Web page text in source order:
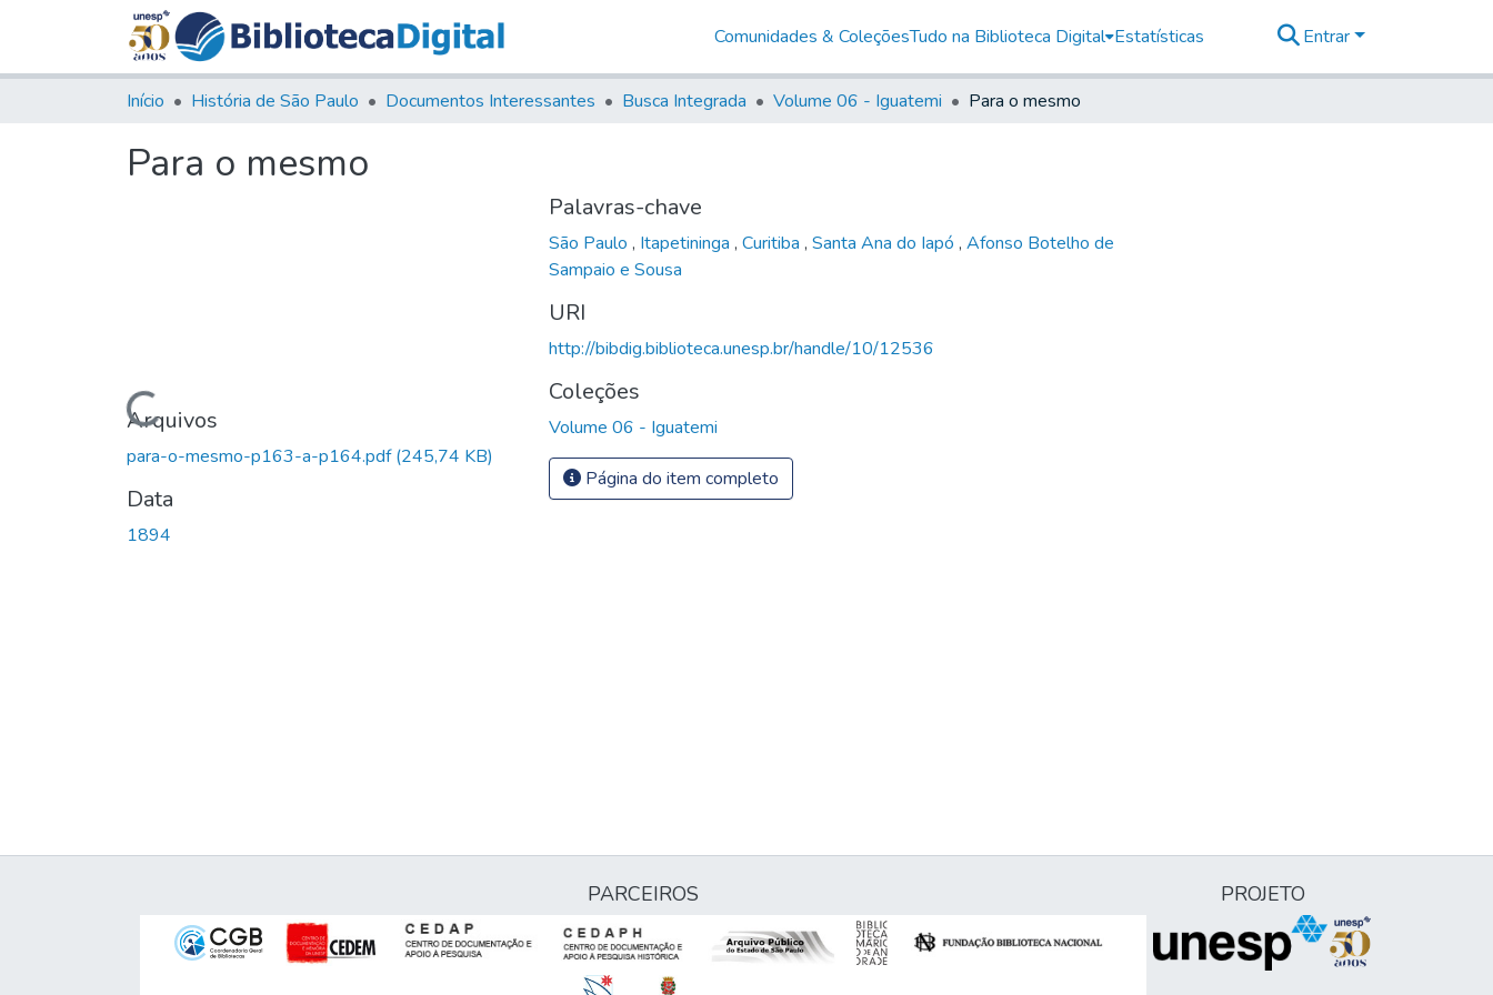
Comunidades & ColeçõesTudo na Biblioteca Digital Estatísticas Entrar
Início História de São Paulo Documentos Interessantes Busca Integrada Volume 06 - Iguatemi Para o mesmo
Para o mesmo
Carregando...
Arquivos
para-o-mesmo-p163-a-p164.pdf(245,74 KB)
Data
1894
Palavras-chave
São Paulo , Itapetininga , Curitiba , Santa Ana do Iapó , Afonso Botelho de
Sampaio e Sousa
URI
http://bibdig.biblioteca.unesp.br/handle/10/12536
Coleções
Volume 06 - Iguatemi
Página do item completo
PARCEIROS PROJETO